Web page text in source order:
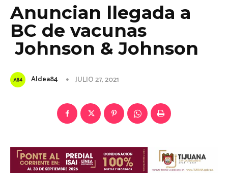
Anuncian llegada a
BC de vacunas
Johnson & Johnson
Aldea84 JULIO 27, 2021